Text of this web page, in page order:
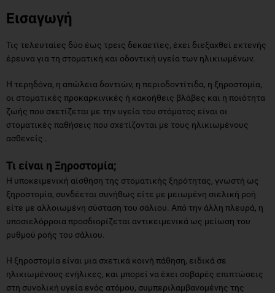
Εισαγωγή
Τις τελευταίες δύο έως τρεις δεκαετίες, έχει διεξαχθεί εκτενής
έρευνα για τη στοματική και οδοντική υγεία των ηλικιωμένων.
Η τερηδόνα, η απώλεια δοντιών, η περιοδοντίτιδα, η ξηροστομία,
οι στοματικές προκαρκινικές ή κακοήθεις βλάβες και η ποιότητα
ζωής που σχετίζεται με την υγεία του στόματος είναι οι
στοματικές παθήσεις που σχετίζονται με τους ηλικιωμένους
ασθενείς .
Τι είναι η Ξηροστομία;
Η υποκειμενική αίσθηση της στοματικής ξηρότητας, γνωστή ως
ξηροστομία, συνδέεται συνήθως είτε με μειωμένη σιελική ροή
είτε με αλλοιωμένη σύσταση του σάλιου. Από την άλλη πλευρά, η
υποσιελόρροια προσδιορίζεται αντικειμενικά ως μείωση του
ρυθμού ροής του σάλιου.
Η ξηροστομία είναι μια σχετικά κοινή πάθηση, ειδικά σε
ηλικιωμένους ενήλικες, και μπορεί να έχει σοβαρές επιπτώσεις
στη συνολική υγεία ενός ατόμου, συμπεριλαμβανομένης της